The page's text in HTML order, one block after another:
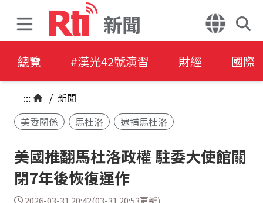
新聞
總覽 #漢光42號演習 財經 國際
::: / 新聞
美委關係
馬杜洛 逮捕馬杜洛
美國推翻馬杜洛政權 駐委大使館關
閉7年後恢復運作
2026-03-31 20:42(03-31 20:53更新)